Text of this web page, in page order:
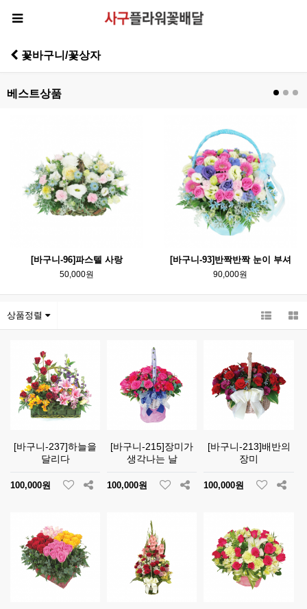
꽃바구니/꽃상자
베스트상품
[바구니-96]파스텔 사랑
50,000원
[바구니-93]반짝반짝 눈이 부셔
90,000원
상품정렬
[바구니-237]하늘을
달리다
100,000원
[바구니-215]장미가
생각나는 날
100,000원
[바구니-213]배반의
장미
100,000원